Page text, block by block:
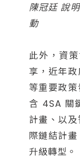
陳冠廷 說
動
此外，資
享，近年
等重要政
含 4SA 關
計畫、以
際鏈結計
升級轉型。